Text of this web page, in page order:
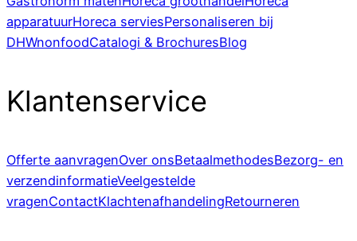
apparatuurHoreca serviesPersonaliseren bij
DHWnonfoodCatalogi & BrochuresBlog
Klantenservice
Offerte aanvragenOver onsBetaalmethodesBezorg- en
verzendinformatieVeelgestelde
vragenContactKlachtenafhandelingRetourneren